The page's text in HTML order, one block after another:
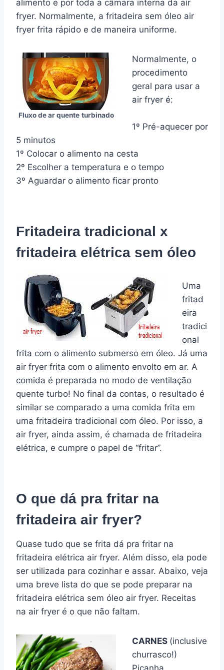
alimento e por toda a câmara interna da air
fryer. Normalmente, a fritadeira sem óleo air
fryer frita rápido e de maneira uniforme.
Fluxo de ar quente turbinado
Normalmente, o
procedimento
geral para usar a
air fryer é:
1º Pré-aquecer por
5 minutos
1º Colocar o alimento na cesta
2º Escolher a temperatura e o tempo
3º Aguardar o alimento ficar pronto
Fritadeira tradicional x
fritadeira elétrica sem óleo
Uma
fritad
eira
tradici
onal
frita com o alimento submerso em óleo. Já uma
air fryer frita com o alimento envolto em ar. A
comida é preparada no modo de ventilação
quente turbo! No final da contas, o resultado é
similar se comparado a uma comida frita em
uma fritadeira tradicional com óleo. Por isso, a
air fryer, ainda assim, é chamada de fritadeira
elétrica, e cumpre o papel de “fritar”.
O que dá pra fritar na
fritadeira air fryer?
Quase tudo que se frita dá pra fritar na
fritadeira elétrica air fryer. Além disso, ela pode
ser utilizada para cozinhar e assar. Abaixo, veja
uma breve lista do que se pode preparar na
fritadeira elétrica sem óleo air fryer. Receitas
na air fryer é o que não faltam.
CARNES (inclusive
churrasco!)